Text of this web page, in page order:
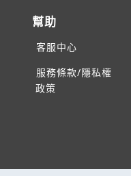
幫助
客服中心
服務條款/隱私權
政策